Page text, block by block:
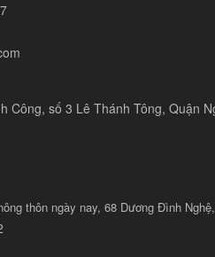
Công, số 3 Lê Thánh Tông, Quận
thôn ngày nay, 68 Dương Đình